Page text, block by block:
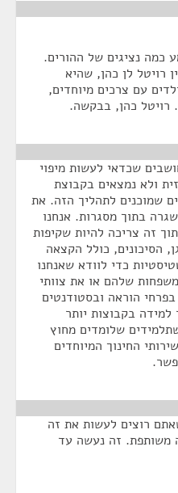
כמה נציגים של ההורים.
רויטל לן כהן, שהיא
עם צרכים מיוחדים,
רויטל כהן, בבקשה.
שכדאי לעשות מיפוי
ולא נמצאים בקבוצת
שמוכנים לתהליך הזה. את
בתוך מסגרות. אנחנו
זה צריכה להיות שקיפות
הסיכונים, כולל הקצאה
כדי לוודא שאנחנו
שלהם או את צוותי
הוראה ובסטודנטים
בקבוצות יותר
שלומדים מחוץ
החינוך המיוחדים
רוצים לעשות את זה
משותפת. זה נעשה עד